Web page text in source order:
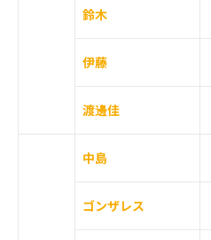
鈴木
伊藤
渡邊佳
中島
ゴンザレス